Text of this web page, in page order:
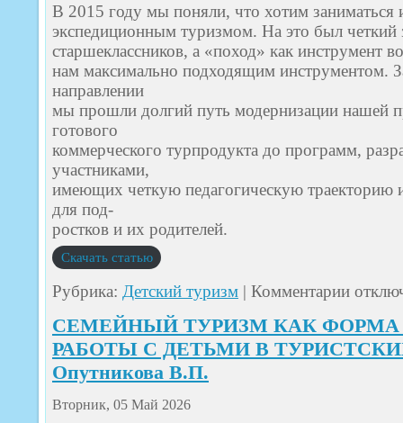
В 2015 году мы поняли, что хотим заниматься
экспедиционным туризмом. На это был четкий
старшеклассников, а «поход» как инструмент
нам максимально подходящим инструментом.
направлении
мы прошли долгий путь модернизации нашей
готового
коммерческого турпродукта до программ,
участниками,
имеющих четкую педагогическую траекторию
для под-
ростков и их родителей.
Скачать статью
Рубрика: Детский туризм | Комментариик
записи
СЕМЕЙНЫЙ ТУРИЗМ КАК ФОРМА
РАБОТЫ С ДЕТЬМИ В
Опутникова В.П.
Вторник, 05 Май 2026